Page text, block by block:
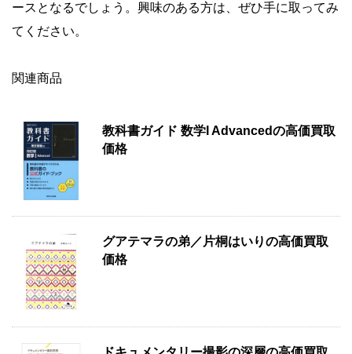
ースとなるでしょう。興味のある方は、ぜひ手に取ってみ
てください。
関連商品
教科書ガイド 数学I Advancedの高価買取
価格
グアテマラの弟／片桐はいりの高価買取
価格